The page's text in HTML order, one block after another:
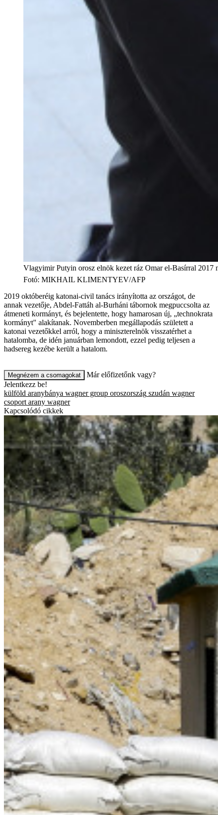
Vlagyimir Putyin orosz elnök kezet ráz Omar el-Basírral 2017
Fotó: MIKHAIL KLIMENTYEV/AFP
2019 októberéig katonai-civil tanács irányította az országot, de
annak vezetője, Abdel-Fattáh al-Burháni tábornok megpuccsolta az
átmeneti kormányt, és bejelentette, hogy hamarosan új, „technokrata
kormányt" alakítanak. Novemberben megállapodás született a
katonai vezetőkkel arról, hogy a miniszterelnök visszatérhet a
hatalomba, de idén januárban lemondott, ezzel pedig teljesen a
hadsereg kezébe került a hatalom.
Megnézem a csomagokat
Már előfizetőnk vagy?
Jelentkezz be!
külföld aranybánya wagner group oroszország szudán wagner
csoport arany wagner
Kapcsolódó cikkek